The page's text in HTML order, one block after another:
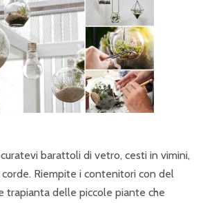
barattoli di vetro, cesti in vimini,
Riempite i contenitori con del
trapianta delle piccole piante che